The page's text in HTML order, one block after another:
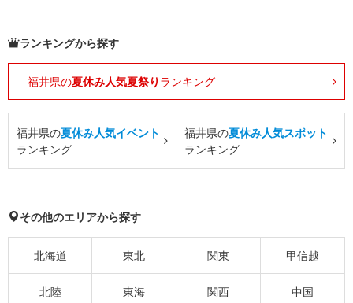
ランキングから探す
福井県の夏休み人気夏祭り ランキング
福井県の夏休み人気イベント
ランキング
福井県の夏休み人気スポット
ランキング
その他のエリアから探す
北海道 東北 関東 甲信越
北陸 東海 関西 中国